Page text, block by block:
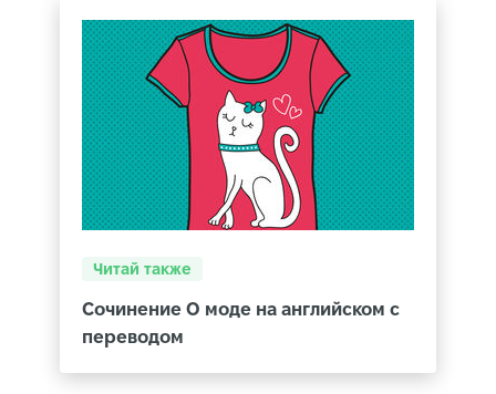
Читай также
Сочинение О моде на английском с
переводом